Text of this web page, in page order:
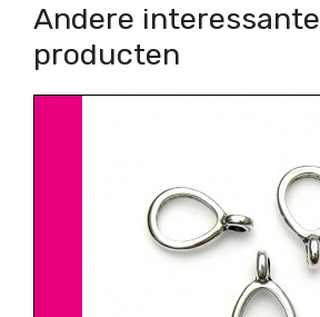
Andere interessante
producten